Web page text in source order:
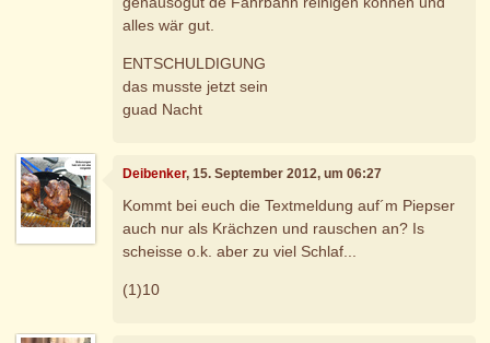
alles wär gut.
ENTSCHULDIGUNG
das musste jetzt sein
guad Nacht
Deibenker, 15. September 2012, um 06:27
Kommt bei euch die Textmeldung auf´m Piepser
auch nur als Krächzen und rauschen an? Is
scheisse o.k. aber zu viel Schlaf...
(1)10